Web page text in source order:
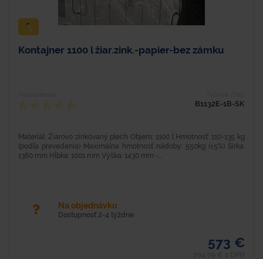
Kontajner 1100 l žiar.zink.-papier-bez zámku
B1132E-1B-SK
Materiál: Žiarovo zinkovaný plech Objem: 1100 l Hmotnosť: 110-135 kg
(podľa prevedenia) Maximálna hmotnosť nádoby: 550kg (±5%) Šírka:
1360 mm Hĺbka: 1001 mm Výška: 1430 mm -...
Na objednávku
Dostupnosť 2-4 týždne
573 €